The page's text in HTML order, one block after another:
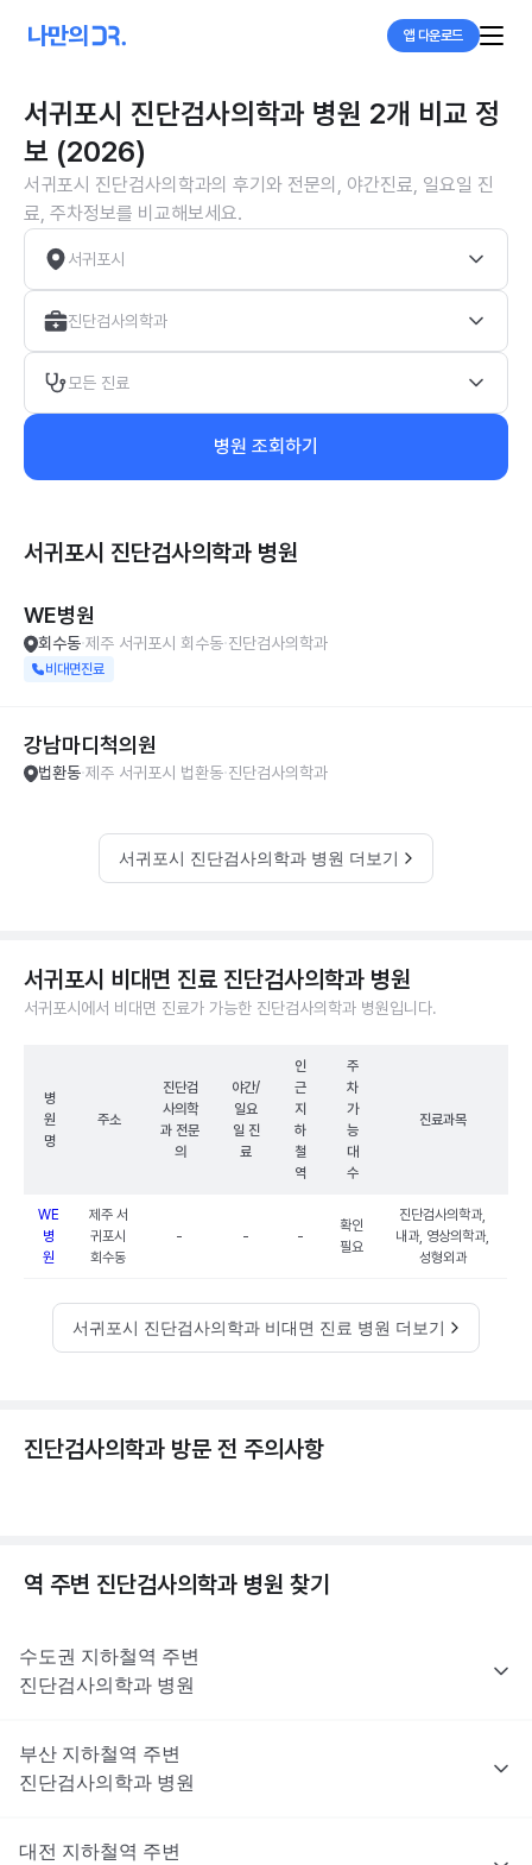
앱 다운로드
서귀포시 진단검사의학과 병원 2개 비교 정
보 (2026)
서귀포시 진단검사의학과의 후기와 전문의, 야간진료, 일요일 진
료, 주차정보를 비교해보세요.
서귀포시
진단검사의학과
모든 진료
병원 조회하기
서귀포시 진단검사의학과 병원
WE병원
회수동 제주 서귀포시 회수동 진단검사의학과
비대면진료
강남마디척의원
법환동 제주 서귀포시 법환동 진단검사의학과
서귀포시 진단검사의학과 병원 더보기
서귀포시 비대면 진료 진단검사의학과 병원
서귀포시에서 비대면 진료가 가능한 진단검사의학과 병원입니다.
병
원
명
주소
진단검
사의학
과 전문
의
야간/
일요
일 진
료
인
근
지
하
철
역
주
차
가
능
대
수
진료과목
WE
병
원
제주 서
귀포시
회수동
- - -
확인
필요
진단검사의학과,
내과, 영상의학과,
성형외과
서귀포시 진단검사의학과 비대면 진료 병원 더보기
진단검사의학과 방문 전 주의사항
역 주변 진단검사의학과 병원 찾기
수도권 지하철역 주변
진단검사의학과 병원
부산 지하철역 주변
진단검사의학과 병원
대전 지하철역 주변